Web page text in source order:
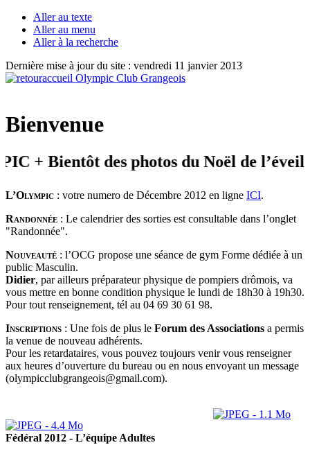
Aller au texte
Aller au menu
Aller à la recherche
Dernière mise à jour du site : vendredi 11 janvier 2013
Bienvenue
Bientôt des photos du Noël de l’éveil
L’Olympic : votre numero de Décembre 2012 en ligne ICI.
Randonnée : Le calendrier des sorties est consultable dans l’onglet
"Randonnée".
Nouveauté : l’OCG propose une séance de gym Forme dédiée à un
public Masculin.
Didier, par ailleurs préparateur physique de pompiers drômois, va
vous mettre en bonne condition physique le lundi de 18h30 à 19h30.
Pour tout renseignement, tél au 04 69 30 61 98.
Inscriptions : Une fois de plus le Forum des Associations a permis
la venue de nouveau adhérents.
Pour les retardataires, vous pouvez toujours venir vous renseigner
aux heures d’ouverture du bureau ou en nous envoyant un message
(olympicclubgrangeois@gmail.com).
Fédéral 2012 - L’équipe Adultes